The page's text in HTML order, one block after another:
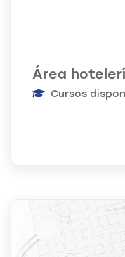
Área
Cursos